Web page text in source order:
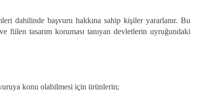
dahilinde başvuru hakkına sahip kişiler yararlanır. Bu
fiilen tasarım koruması tanıyan devletlerin uyruğundaki
konu olabilmesi için ürünlerin;